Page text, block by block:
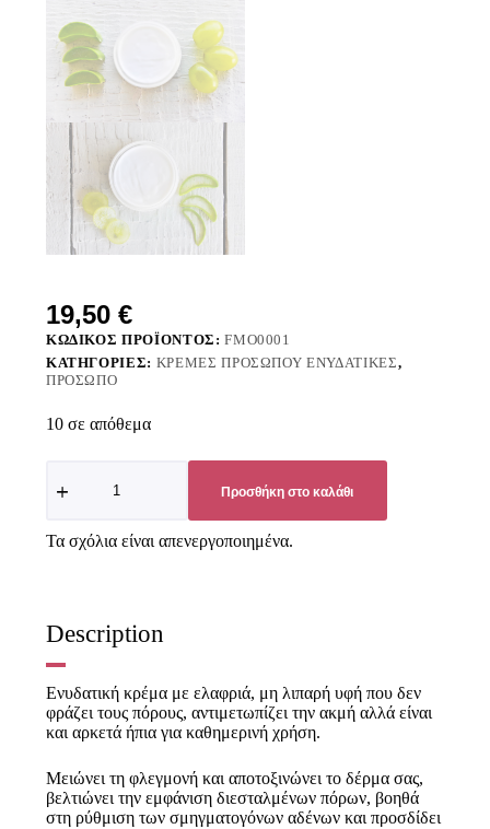
19,50 €
ΚΩΔΙΚΌΣ ΠΡΟΪΌΝΤΟΣ:FMO0001
ΚΑΤΗΓΟΡΊΕΣ: ΚΡΈΜΕΣ ΠΡΟΣΏΠΟΥ ΕΝΥΔΑΤΙΚΈΣ,
ΠΡΌΣΩΠΟ
10 σε απόθεμα
Προσθήκη στο καλάθι
Τα σχόλια είναι απενεργοποιημένα.
Description
Ενυδατική κρέμα με ελαφριά, μη λιπαρή υφή που δεν
φράζει τους πόρους, αντιμετωπίζει την ακμή αλλά είναι
και αρκετά ήπια για καθημερινή χρήση.
Μειώνει τη φλεγμονή και αποτοξινώνει το δέρμα σας,
βελτιώνει την εμφάνιση διεσταλμένων πόρων, βοηθά
στη ρύθμιση των σμηγματογόνων αδένων και προσδίδει